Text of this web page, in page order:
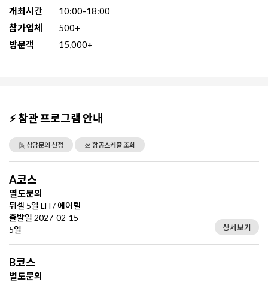
개최시간
10:00-18:00
참가업체
500+
방문객
15,000+
⚡ 참관 프로그램 안내
🙋 상담문의 신청 🛫 항공스케쥴 조회
A코스
별도문의
뒤셀 5일 LH / 에어텔
출발일 2027-02-15
5일
상세보기
B코스
별도문의